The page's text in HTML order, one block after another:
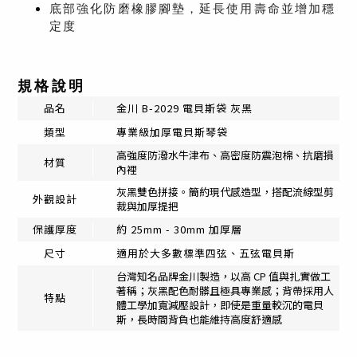
底部強化防磨橡膠腳墊，延長使用壽命並增加穩
定度
規格說明
品名
金川 B-2029 電貝斯袋 灰黑
類型
專業級加厚電貝斯琴袋
材質
高強度防潑水牛津布、高密度防震泡棉、抗磨損
內裡
外觀設計
灰黑雙色拼接。簡約現代感造型，搭配流線型剪
裁與加厚提把
保護厚度
約 25mm - 30mm 加厚層
尺寸 適用於大多數標準四弦、五弦電貝斯
特點
台灣知名品牌金川製造，以高 CP 值與扎實做工
著稱；灰黑配色耐髒且極具專業感；背帶採用人
體工學加寬減壓設計，即使是重量較沉的電貝
斯，長時間背負也能維持高度舒適感